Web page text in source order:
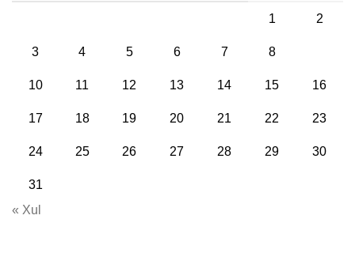
1 2
3 4 5 6 7 8
10 11 12 13 14 15 16
17 18 19 20 21 22 23
24 25 26 27 28 29 30
31
« Xul